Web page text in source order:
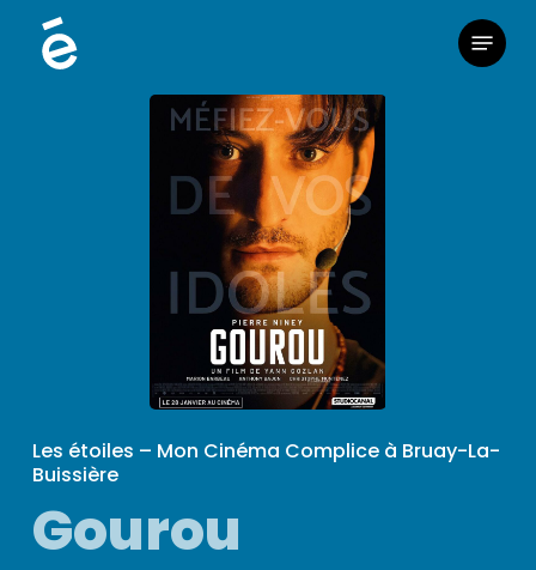
Menu
Les étoiles – Mon Cinéma Complice à Bruay-La-
Buissière
Gourou